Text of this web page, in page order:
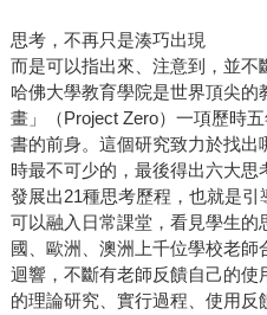
思考，不再只是湊巧出現
而是可以指出來、注意到，並不
哈佛大學教育學院是世界頂尖
畫」（Project Zero）一項歷時
書的前身。這個研究致力於找
時最不可少的，最後得出六大思
發展出21種思考歷程，也就是
可以融入日常課堂，看見學生的
國、歐洲、澳洲上千位學校老師
迴響，不斷有老師反饋自己的使
的理論研究、實行過程、使用